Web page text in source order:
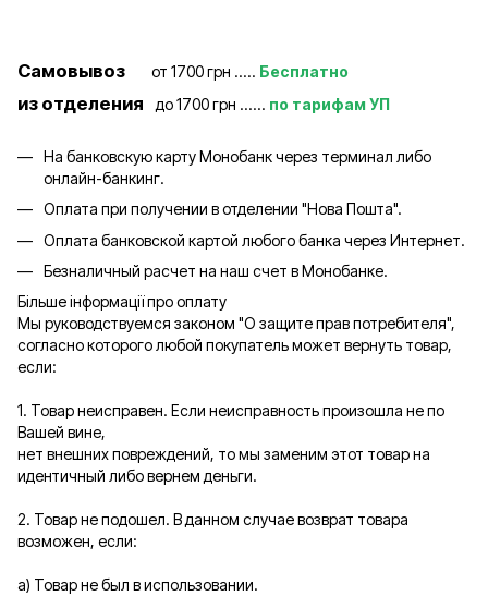
Самовывоз от 1700 грн ..... Бесплатно
из отделения до 1700 грн ...... по тарифам УП
На банковскую карту Монобанк через терминал либо
онлайн-банкинг.
Оплата при получении в отделении "Нова Пошта".
Оплата банковской картой любого банка через Интернет.
Безналичный расчет на наш счет в Монобанке.
Більше інформації про оплату
Мы руководствуемся законом "О защите прав потребителя",
согласно которого любой покупатель может вернуть товар,
если:
1. Товар неисправен. Если неисправность произошла не по
Вашей вине,
нет внешних повреждений, то мы заменим этот товар на
идентичный либо вернем деньги.
2. Товар не подошел. В данном случае возврат товара
возможен, если:
а) Товар не был в использовании.